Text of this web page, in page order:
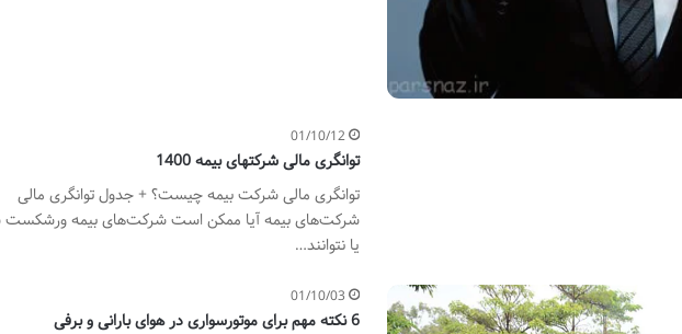
01/10/12
توانگری مالی شرکتهای بیمه 1400
توانگری مالی شرکت بیمه چیست؟ + جدول توانگری مالی
شرکت‌های بیمه آیا ممکن است شرکت‌های بیمه ورشکست
یا نتوانند…
01/10/03
6 نکته مهم برای موتورسواری در هوای بارانی و برفی